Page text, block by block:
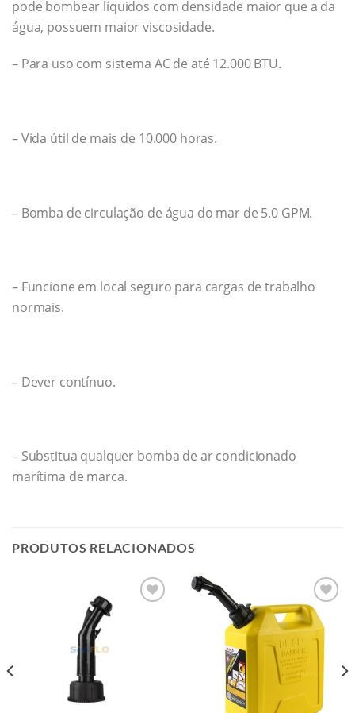
pode bombear líquidos com densidade maior que a da
água, possuem maior viscosidade.
– Para uso com sistema AC de até 12.000 BTU.
– Vida útil de mais de 10.000 horas.
– Bomba de circulação de água do mar de 5.0 GPM.
– Funcione em local seguro para cargas de trabalho
normais.
– Dever contínuo.
– Substitua qualquer bomba de ar condicionado
marítima de marca.
PRODUTOS RELACIONADOS
Add to
wishlist